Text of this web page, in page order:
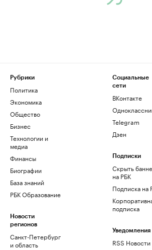
Рубрики
Политика
Экономика
Общество
Бизнес
Технологии и
медиа
Финансы
Биографии
База знаний
РБК Образование
Новости
регионов
Санкт-Петербург
и область
Социальные
сети
ВКонтакте
Telegram
Дзен
Подписки
Скрыть
на РБК
Подписка на
подписка
Уведомления
RSS Новости